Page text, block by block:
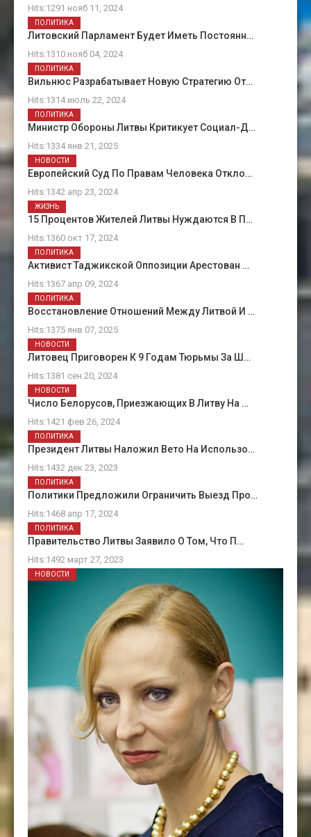
Hits:1291 нояб 11, 2024
Литовский Парламент Будет Иметь Постоянн…
Hits:1310 нояб 04, 2024
ПОЛИТИКА
Вильнюс Разрабатывает Новую Стратегию От…
Hits:1314 июль 22, 2024
ПОЛИТИКА
Министр Обороны Литвы Критикует Социал-Д…
Hits:1334 янв 21, 2025
ПОЛИТИКА
Европейский Суд По Правам Человека Откло…
Hits:1342 апр 23, 2024
НОВОСТИ
15 Процентов Жителей Литвы Нуждаются В П…
Hits:1360 окт 17, 2024
ЖИЗНЬ
Активист Таджикской Оппозиции Арестован …
Hits:1367 апр 09, 2024
ПОЛИТИКА
Восстановление Отношений Между Литвой И …
Hits:1375 янв 07, 2025
ПОЛИТИКА
Литовец Приговорен К 9 Годам Тюрьмы За Ш…
Hits:1381 сен 20, 2024
НОВОСТИ
Число Белорусов, Приезжающих В Литву На …
Hits:1421 фев 26, 2024
НОВОСТИ
Президент Литвы Наложил Вето На Использо…
Hits:1432 дек 23, 2023
ПОЛИТИКА
Политики Предложили Ограничить Выезд Про…
Hits:1468 апр 17, 2024
ПОЛИТИКА
Правительство Литвы Заявило О Том, Что П…
Hits:1492 март 27, 2023
ПОЛИТИКА
НОВОСТИ